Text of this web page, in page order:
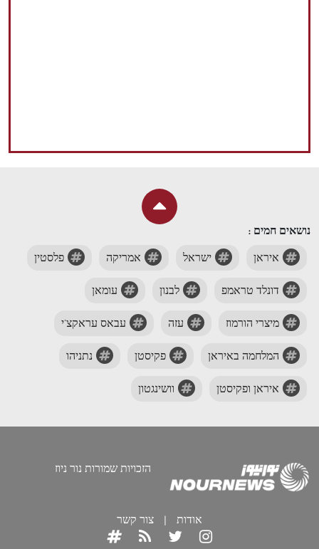
נושאים חמים :
איראן ישראל אמריקה פלסטין
דונלד טראמפ לבנון עומאן
מיצרי הורמוז עזה עבאס עראקצ'י
המלחמה באיראן פקיסטן נתניהו
איראן ופקיסטן וושינגטון
הזכויות שמורות נור ניוז
אודות צור קשר